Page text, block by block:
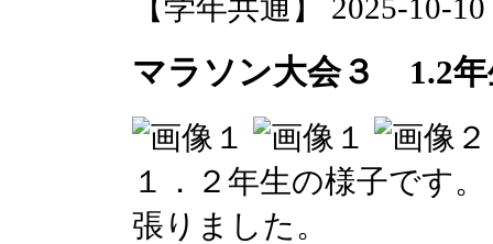
【学年共通】 2025-10-
マラソン大会３ 1.2年
１．２年生の様子です
張りました。